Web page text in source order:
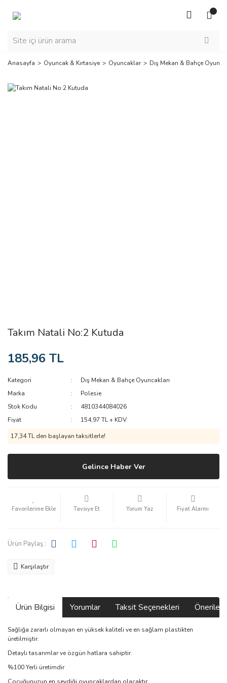
Anasayfa Oyuncak & Kırtasiye Oyuncaklar Dış Mekan & Bahçe
Takım Natali No:2 Kutuda
185,96 TL
Kategori
Dış Mekan & Bahçe Oyuncakları
Marka
Polesie
Stok Kodu
4810344084026
Fiyat
154,97 TL + KDV
17,34 TL den başlayan taksitlerle!
Gelince Haber Ver
Tavsiye Et Yorum Yaz Fiyat Alarmı
Ürün Paylaş :
Karşılaştır
Ürün Bilgisi Yorumlar Taksit Seçenekleri
Sağlığa zararlı olmayan en yüksek kaliteli ve en sağlam plastikten
üretilmiştir.
Detaylı tasarımlar ve özgün hatlara sahiptir.
%100 Yerli üretimdir